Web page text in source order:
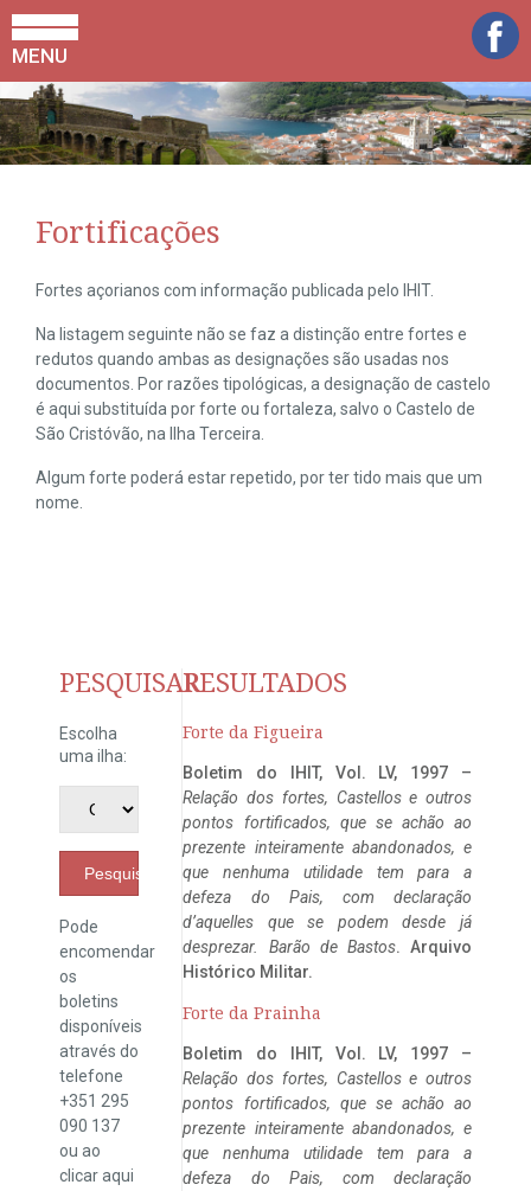
MENU
Fortificações
Fortes açorianos com informação publicada pelo IHIT.
Na listagem seguinte não se faz a distinção entre fortes e
redutos quando ambas as designações são usadas nos
documentos. Por razões tipológicas, a designação de castelo
é aqui substituída por forte ou fortaleza, salvo o Castelo de
São Cristóvão, na Ilha Terceira.
Algum forte poderá estar repetido, por ter tido mais que um
nome.
PESQUISAR
Escolha
uma ilha:
Pesquisar
Pode
encomendar
os
boletins
disponíveis
através do
telefone
+351 295
090 137
ou ao
clicaraqui
RESULTADOS
Forte da Figueira
Boletim do IHIT, Vol. LV, 1997 –
Relação dos fortes, Castellos e outros
pontos fortificados, que se achão ao
prezente inteiramente abandonados, e
que nenhuma utilidade tem para a
defeza do Pais, com declaração
d’aquelles que se podem desde já
desprezar. Barão de Bastos. Arquivo
Histórico Militar.
Forte da Prainha
Boletim do IHIT, Vol. LV, 1997 –
Relação dos fortes, Castellos e outros
pontos fortificados, que se achão ao
prezente inteiramente abandonados, e
que nenhuma utilidade tem para a
defeza do Pais, com declaração